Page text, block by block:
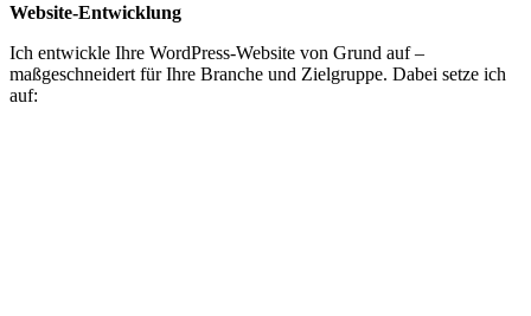
Website-Entwicklung
Ich entwickle Ihre WordPress-Website von Grund auf –
maßgeschneidert für Ihre Branche und Zielgruppe. Dabei setze ich
auf: